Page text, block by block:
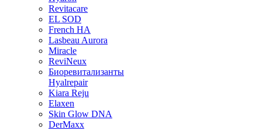
Revitacare
EL SOD
French HA
Lasbeau Aurora
Miracle
ReviNeux
Биоревитализанты
Hyalrepair
Kiara Reju
Elaxen
Skin Glow DNA
DerMaxx